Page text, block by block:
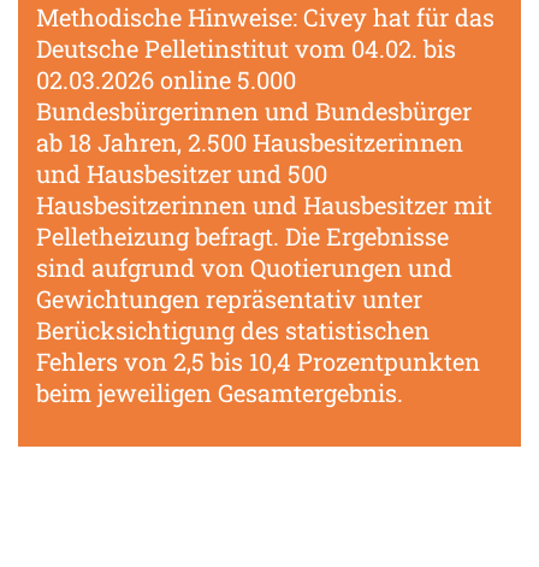
Methodische Hinweise: Civey hat für das
Deutsche Pelletinstitut vom 04.02. bis
02.03.2026 online 5.000
Bundesbürgerinnen und Bundesbürger
ab 18 Jahren, 2.500 Hausbesitzerinnen
und Hausbesitzer und 500
Hausbesitzerinnen und Hausbesitzer mit
Pelletheizung befragt. Die Ergebnisse
sind aufgrund von Quotierungen und
Gewichtungen repräsentativ unter
Berücksichtigung des statistischen
Fehlers von 2,5 bis 10,4 Prozentpunkten
beim jeweiligen Gesamtergebnis.